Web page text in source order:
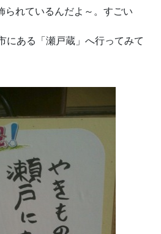
れているんだよ～。すごい
にある「瀬戸蔵」へ行ってみて